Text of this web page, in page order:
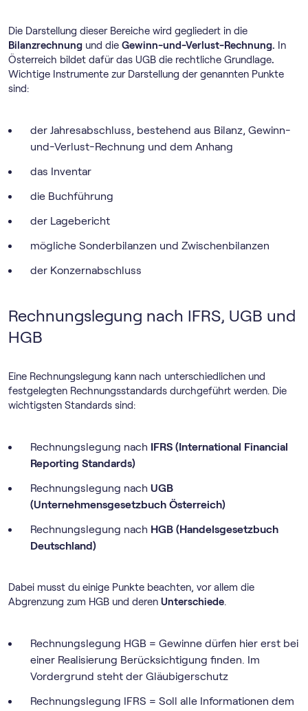
Die Darstellung dieser Bereiche wird gegliedert in die
Bilanzrechnung und die Gewinn-und-Verlust-Rechnung. In
Österreich bildet dafür das UGB die rechtliche Grundlage.
Wichtige Instrumente zur Darstellung der genannten Punkte
sind:
der Jahresabschluss, bestehend aus Bilanz, Gewinn-
und-Verlust-Rechnung und dem Anhang
das Inventar
die Buchführung
der Lagebericht
mögliche Sonderbilanzen und Zwischenbilanzen
der Konzernabschluss
Rechnungslegung nach IFRS, UGB und
HGB
Eine Rechnungslegung kann nach unterschiedlichen und
festgelegten Rechnungsstandards durchgeführt werden. Die
wichtigsten Standards sind:
Rechnungslegung nach IFRS (International Financial
Reporting Standards)
Rechnungslegung nach UGB
(Unternehmensgesetzbuch Österreich)
Rechnungslegung nach HGB (Handelsgesetzbuch
Deutschland)
Dabei musst du einige Punkte beachten, vor allem die
Abgrenzung zum HGB und deren Unterschiede.
Rechnungslegung HGB = Gewinne dürfen hier erst bei
einer Realisierung Berücksichtigung finden. Im
Vordergrund steht der Gläubigerschutz
Rechnungslegung IFRS = Soll alle Informationen dem